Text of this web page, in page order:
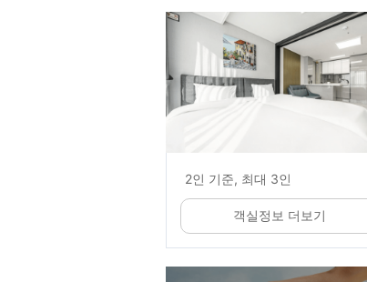
2인 기준, 최대 3인
객실정보 더보기